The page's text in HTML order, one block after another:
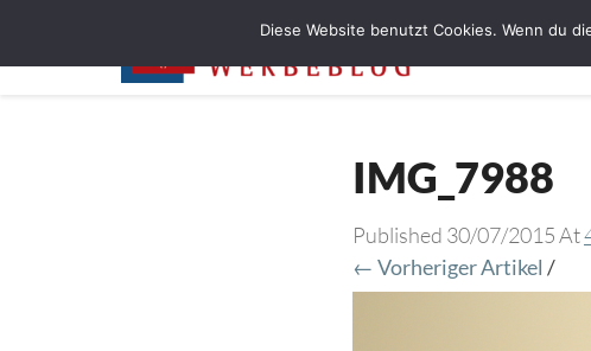
IMG_7988
Published 30/07/2015At
← Vorheriger Artikel /
Diese Website benutzt Cookies. Wenn du